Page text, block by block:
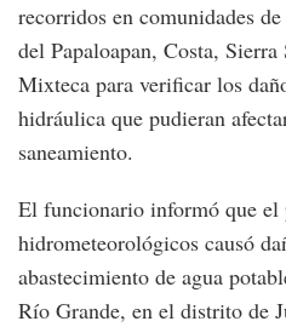
recorridos en comunidades
del Papaloapan, Costa,
Mixteca para verificar los
hidráulica que pudieran
saneamiento.
El funcionario informó que el
hidrometeorológicos causó
abastecimiento de agua
Río Grande, en el distrito de